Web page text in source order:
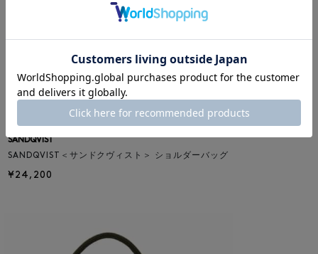
SANDQVIST
SANDQVIST＜サンドクヴィスト＞ ショルダーバッグ
¥24,200